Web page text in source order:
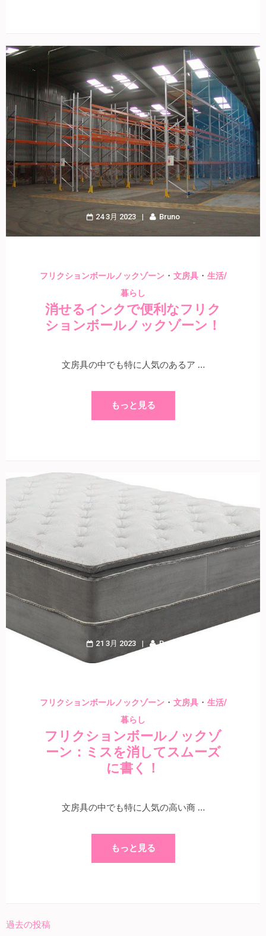
24 3月 2023 Bruno
フリクションボールノックゾーン ・ 文房具・ 生活/
暮らし
消せるインクで便利なフリク
ションボールノックゾーン！
文房具の中でも特に人気のあるア …
もっと見る
21 3月 2023 Bruno
フリクションボールノックゾーン ・ 文房具・ 生活/
暮らし
フリクションボールノックゾ
ーン：ミスを消してスムーズ
に書く！
文房具の中でも特に人気の高い商 …
もっと見る
過去の投稿